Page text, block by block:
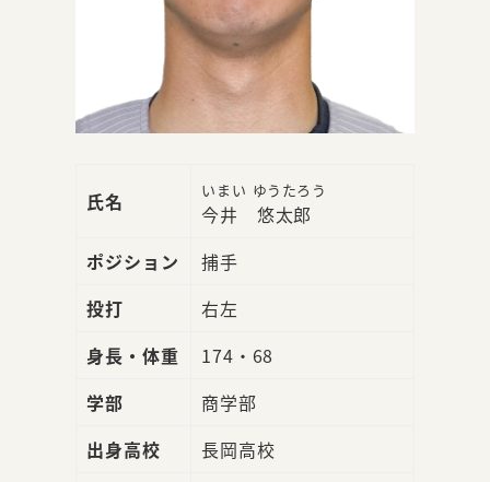
氏名 いまい ゆうたろう
今井 悠太郎
ポジション
捕手
投打
右左
身長・体重
174・68
学部
商学部
出身高校
長岡高校